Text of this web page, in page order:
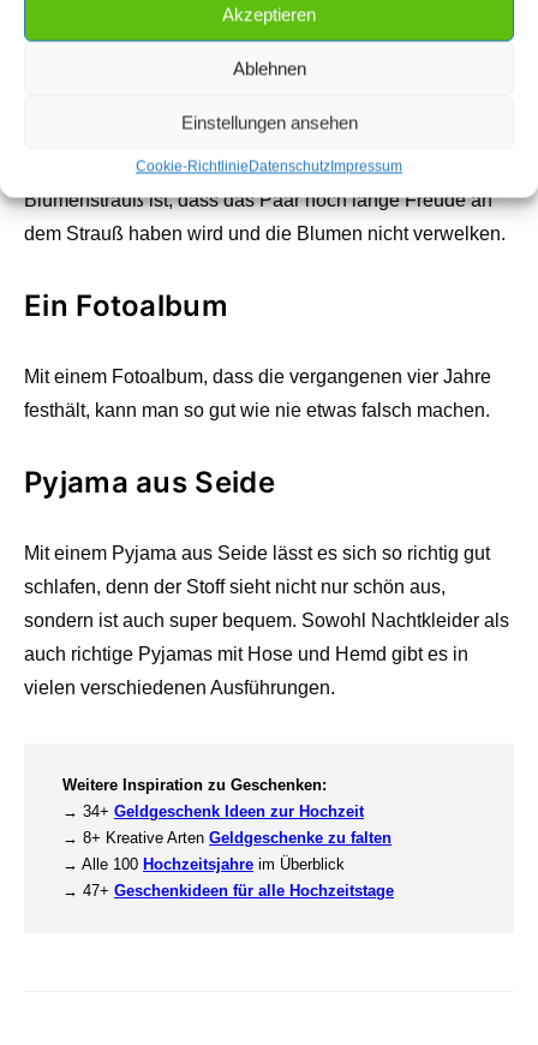
Akzeptieren
Ablehnen
Einstellungen ansehen
Cookie-RichtlinieDatenschutzImpressum
Seidenblumen sind Kunstblumen aus Seide, die
erstaunlich echt aussehen. Der Vorteil an einem solchen
Blumenstrauß ist, dass das Paar noch lange Freude an
dem Strauß haben wird und die Blumen nicht verwelken.
Ein Fotoalbum
Mit einem Fotoalbum, dass die vergangenen vier Jahre
festhält, kann man so gut wie nie etwas falsch machen.
Pyjama aus Seide
Mit einem Pyjama aus Seide lässt es sich so richtig gut
schlafen, denn der Stoff sieht nicht nur schön aus,
sondern ist auch super bequem. Sowohl Nachtkleider als
auch richtige Pyjamas mit Hose und Hemd gibt es in
vielen verschiedenen Ausführungen.
Weitere Inspiration zu Geschenken:
→ 34+ Geldgeschenk Ideen zur Hochzeit
→ 8+ Kreative Arten Geldgeschenke zu falten
→ Alle 100 Hochzeitsjahre im Überblick
→ 47+ Geschenkideen für alle Hochzeitstage